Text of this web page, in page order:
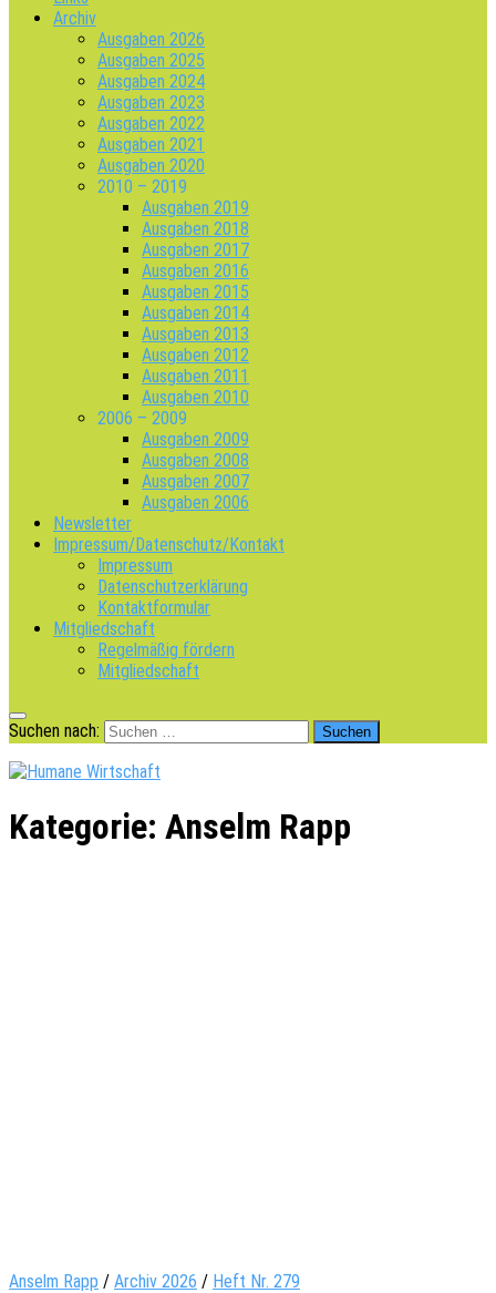
Archiv
Ausgaben 2026
Ausgaben 2025
Ausgaben 2024
Ausgaben 2023
Ausgaben 2022
Ausgaben 2021
Ausgaben 2020
2010 – 2019
Ausgaben 2019
Ausgaben 2018
Ausgaben 2017
Ausgaben 2016
Ausgaben 2015
Ausgaben 2014
Ausgaben 2013
Ausgaben 2012
Ausgaben 2011
Ausgaben 2010
2006 – 2009
Ausgaben 2009
Ausgaben 2008
Ausgaben 2007
Ausgaben 2006
Newsletter
Impressum/Datenschutz/Kontakt
Impressum
Datenschutzerklärung
Kontaktformular
Mitgliedschaft
Regelmäßig fördern
Mitgliedschaft
Suchen nach:
Kategorie: Anselm Rapp
Anselm Rapp / Archiv 2026 / Heft Nr. 279